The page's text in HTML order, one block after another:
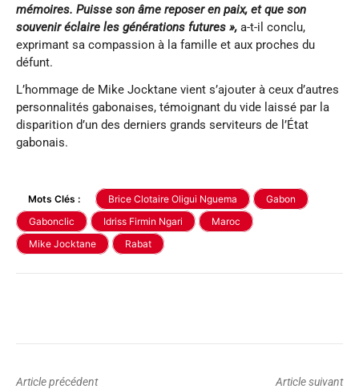
mémoires. Puisse son âme reposer en paix, et que son
souvenir éclaire les générations futures », a-t-il conclu,
exprimant sa compassion à la famille et aux proches du
défunt.
L’hommage de Mike Jocktane vient s’ajouter à ceux d’autres
personnalités gabonaises, témoignant du vide laissé par la
disparition d’un des derniers grands serviteurs de l’État
gabonais.
Mots Clés : Brice Clotaire Oligui Nguema
Gabon
Gabonclic
Idriss Firmin Ngari
Maroc
Mike Jocktane
Rabat
Article précédent Article suivant